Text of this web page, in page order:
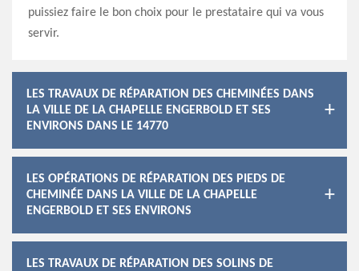
puissiez faire le bon choix pour le prestataire qui va vous
servir.
LES TRAVAUX DE RÉPARATION DES CHEMINÉES DANS
LA VILLE DE LA CHAPELLE ENGERBOLD ET SES
ENVIRONS DANS LE 14770
LES OPÉRATIONS DE RÉPARATION DES PIEDS DE
CHEMINÉE DANS LA VILLE DE LA CHAPELLE
ENGERBOLD ET SES ENVIRONS
LES TRAVAUX DE RÉPARATION DES SOLINS DE